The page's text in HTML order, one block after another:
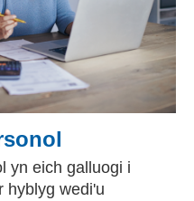
yn eich galluogi i
hyblyg wedi'u